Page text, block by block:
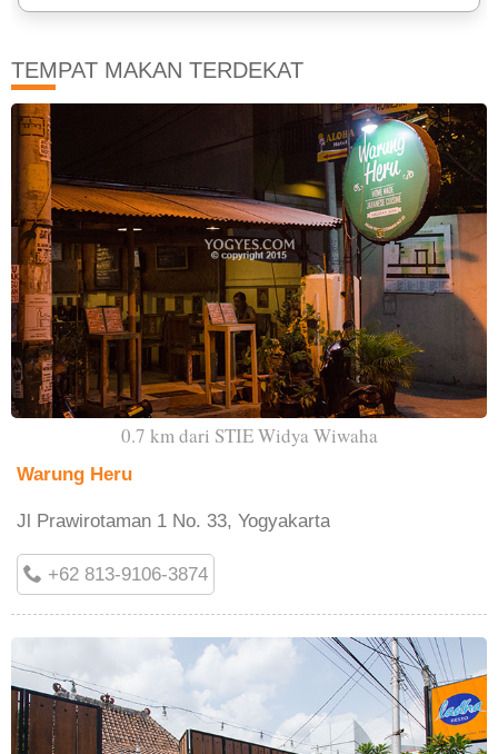
TEMPAT MAKAN TERDEKAT
0.7 km dari STIE Widya Wiwaha
Warung Heru
Jl Prawirotaman 1 No. 33, Yogyakarta
+62 813-9106-3874